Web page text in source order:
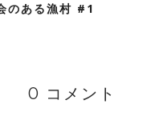
のある漁村 #1
0 コメント